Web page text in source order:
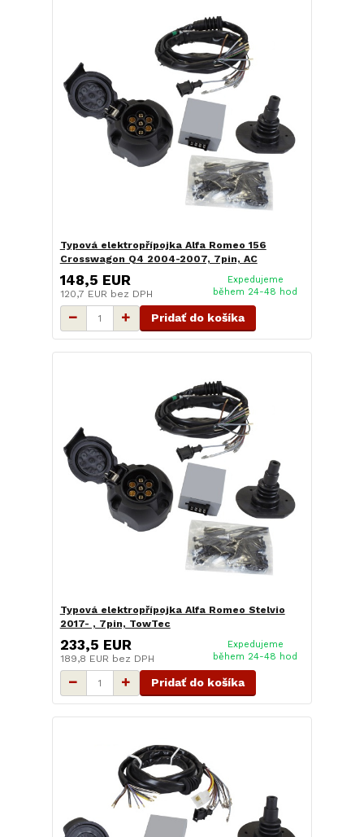
Typová elektropřípojka Alfa Romeo 156
Crosswagon Q4 2004-2007, 7pin, AC
148,5 EUR
120,7 EUR bez DPH
Expedujeme
během 24-48 hod
Pridať do košíka
Typová elektropřípojka Alfa Romeo Stelvio
2017- , 7pin, TowTec
233,5 EUR
189,8 EUR bez DPH
Expedujeme
během 24-48 hod
Pridať do košíka